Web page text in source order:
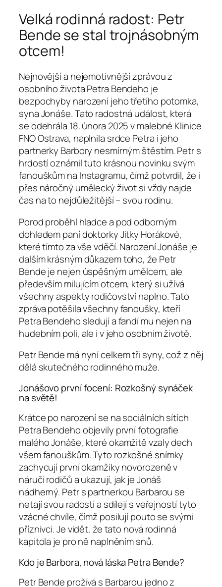
Velká rodinná radost: Petr
Bende se stal trojnásobným
otcem!
Nejnovější a nejemotivnější zprávou z
osobního života Petra Bendeho je
bezpochyby narození jeho třetího potomka,
syna Jonáše. Tato radostná událost, která
se odehrála 18. února 2025 v malebné Klinice
FNO Ostrava, naplnila srdce Petra i jeho
partnerky Barbory nesmírným štěstím. Petr s
hrdostí oznámil tuto krásnou novinku svým
fanouškům na Instagramu, čímž potvrdil, že i
přes náročný umělecký život si vždy najde
čas na to nejdůležitější – svou rodinu.
Porod proběhl hladce a pod odborným
dohledem paní doktorky Jitky Horákové,
které tímto za vše vděčí. Narození Jonáše je
dalším krásným důkazem toho, že Petr
Bende je nejen úspěšným umělcem, ale
především milujícím otcem, který si užívá
všechny aspekty rodičovství naplno. Tato
zpráva potěšila všechny fanoušky, kteří
Petra Bendeho sledují a fandí mu nejen na
hudebním poli, ale i v jeho osobním životě.
Petr Bende má nyní celkem tři syny, což z něj
dělá skutečného rodinného muže.
Jonášovo první focení: Rozkošný synáček
na světě!
Krátce po narození se na sociálních sítích
Petra Bendeho objevily první fotografie
malého Jonáše, které okamžitě vzaly dech
všem fanouškům. Tyto rozkošné snímky
zachycují první okamžiky novorozeně v
náručí rodičů a ukazují, jak je Jonáš
nádherný. Petr s partnerkou Barbarou se
netají svou radostí a sdílejí s veřejností tyto
vzácné chvíle, čímž posilují pouto se svými
příznivci. Je vidět, že tato nová rodinná
kapitola je pro ně naplněním snů.
Kdo je Barbora, nová láska Petra Bende?
Petr Bende prožívá s Barbarou jedno z